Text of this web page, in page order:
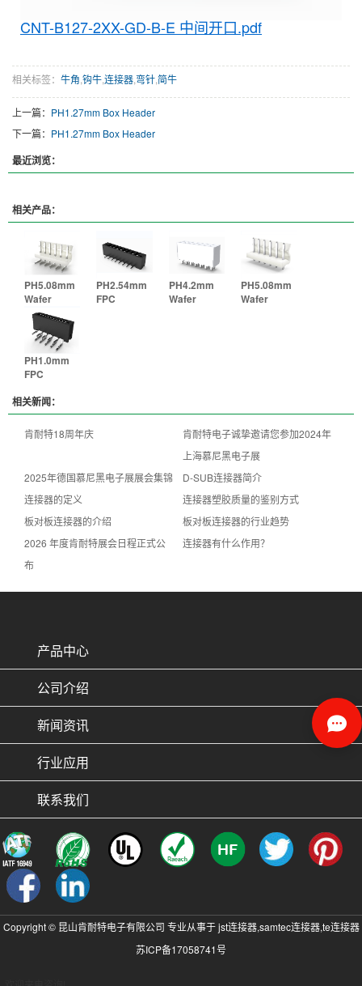
CNT-B127-2XX-GD-B-E 中间开口.pdf
相关标签： 牛角 钩牛连接器弯针简牛
上一篇： PH1.27mm Box Header
下一篇： PH1.27mm Box Header
最近浏览：
相关产品：
PH5.08mm
Wafer
PH2.54mm
FPC
PH4.2mm
Wafer
PH5.08mm
Wafer
PH1.0mm
FPC
相关新闻：
肯耐特18周年庆
肯耐特电子诚挚邀请您参加2024年
上海慕尼黑电子展
2025年德国慕尼黑电子展展会集锦
D-SUB连接器简介
连接器的定义
连接器塑胶质量的鉴别方式
板对板连接器的介绍
板对板连接器的行业趋势
2026 年度肯耐特展会日程正式公
布
连接器有什么作用？
产品中心
公司介绍
新闻资讯
行业应用
联系我们
Copyright © 昆山肯耐特电子有限公司 专业从事于jst连接器,samtec连接器,te连接器
苏ICP备17058741号